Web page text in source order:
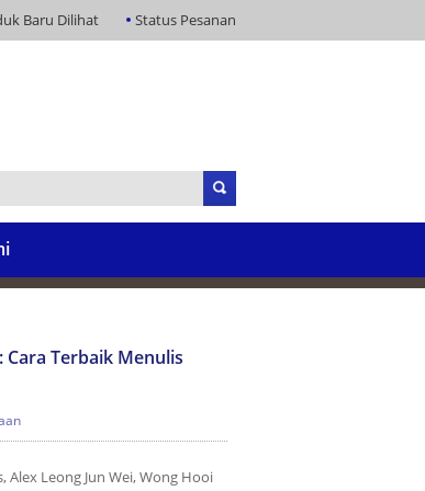
Baru Dilihat Status Pesanan
Cara Terbaik Menulis
Alex Leong Jun Wei, Wong Hooi